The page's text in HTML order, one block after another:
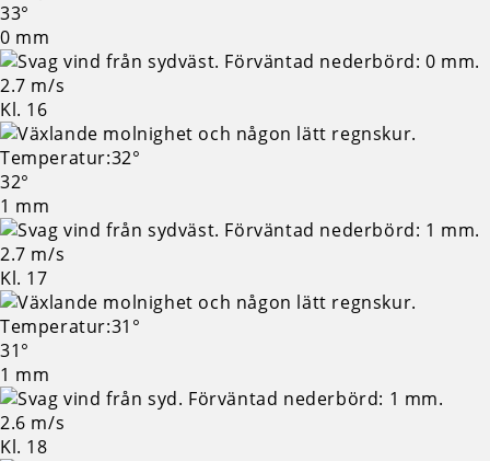
33°
0 mm
2.7 m/s
Kl. 16
32°
1 mm
2.7 m/s
Kl. 17
31°
1 mm
2.6 m/s
Kl. 18